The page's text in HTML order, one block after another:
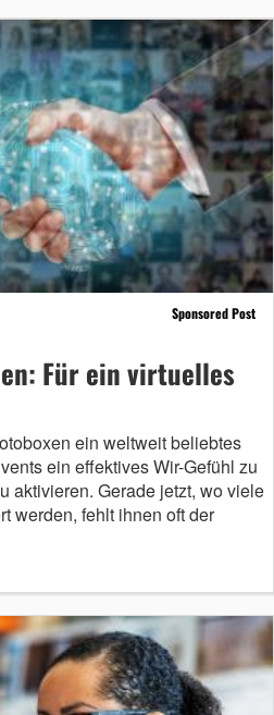
Sponsored Post
Für ein virtuelles
ein weltweit beliebtes
ein effektives Wir-Gefühl zu
aktivieren. Gerade jetzt, wo viele
werden, fehlt ihnen oft der